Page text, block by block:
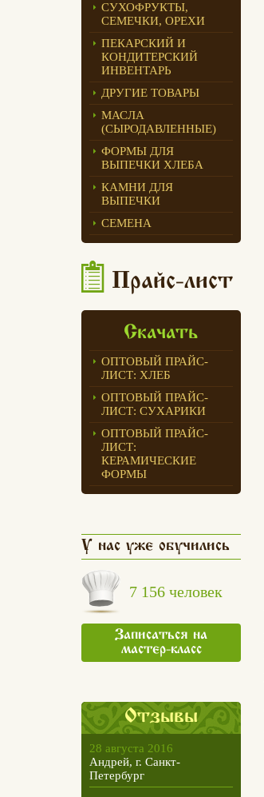
СУХОФРУКТЫ,
СЕМЕЧКИ, ОРЕХИ
ПЕКАРСКИЙ И
КОНДИТЕРСКИЙ
ИНВЕНТАРЬ
ДРУГИЕ ТОВАРЫ
МАСЛА
(СЫРОДАВЛЕННЫЕ)
ФОРМЫ ДЛЯ
ВЫПЕЧКИ ХЛЕБА
КАМНИ ДЛЯ
ВЫПЕЧКИ
СЕМЕНА
Прайс-лист
Скачать
ОПТОВЫЙ ПРАЙС-
ЛИСТ: ХЛЕБ
ОПТОВЫЙ ПРАЙС-
ЛИСТ: СУХАРИКИ
ОПТОВЫЙ ПРАЙС-
ЛИСТ:
КЕРАМИЧЕСКИЕ
ФОРМЫ
У нас уже обучились
7 156 человек
Записаться на
мастер-класс
Отзывы
28 августа 2016
Андрей, г. Санкт-
Петербург